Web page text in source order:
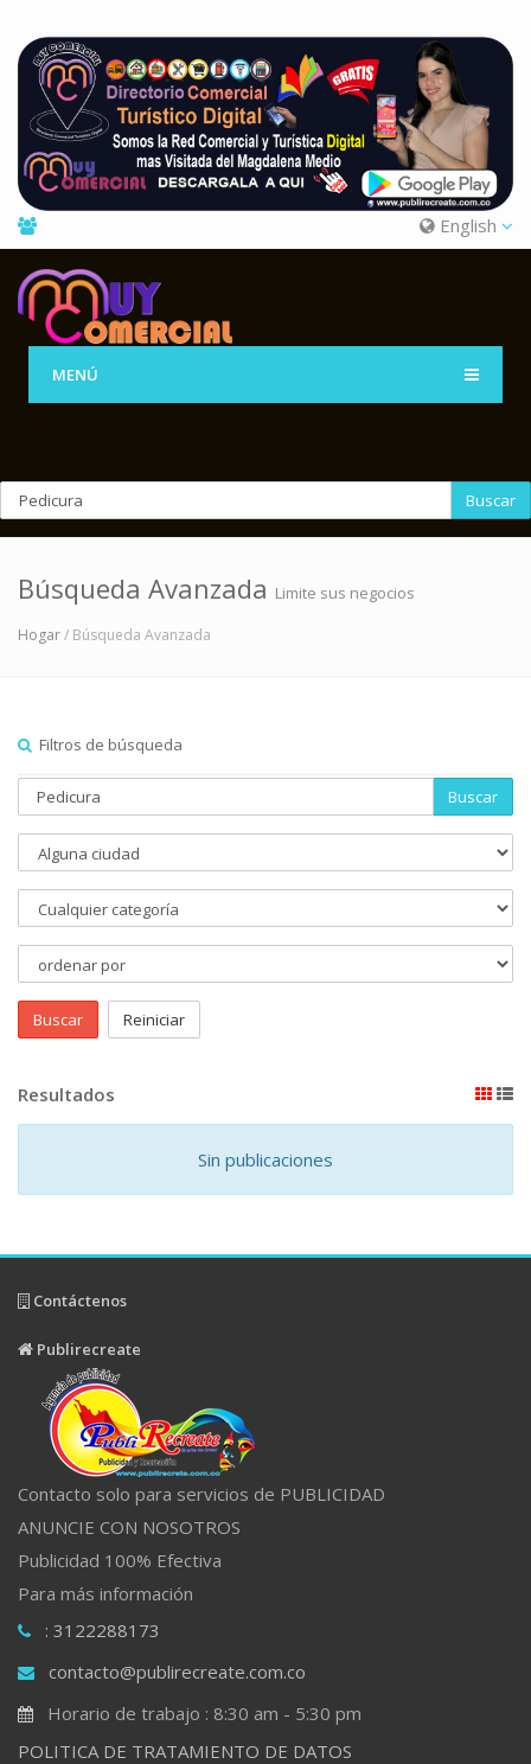
English
MENÚ
Buscar
Búsqueda Avanzada Limite sus negocios
Hogar/ Búsqueda Avanzada
Filtros de búsqueda
Buscar
Buscar Reiniciar
Resultados
Sin publicaciones
Contáctenos
Publirecreate
Contacto solo para servicios de PUBLICIDAD
ANUNCIE CON NOSOTROS
Publicidad 100% Efectiva
Para más información
: 3122288173
contacto@publirecreate.com.co
Horario de trabajo : 8:30 am - 5:30 pm
POLITICA DE TRATAMIENTO DE DATOS